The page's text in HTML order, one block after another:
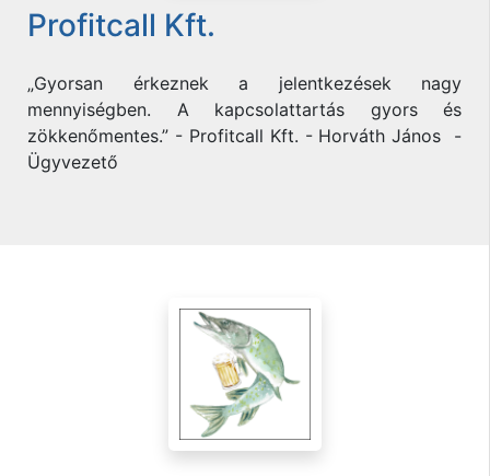
Profitcall Kft.
„Gyorsan érkeznek a jelentkezések nagy
mennyiségben. A kapcsolattartás gyors és
zökkenőmentes.” - Profitcall Kft. - Horváth János -
Ügyvezető